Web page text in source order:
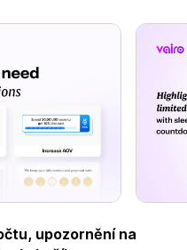
upozornění na